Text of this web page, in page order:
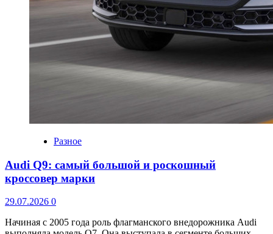
Разное
Audi Q9: самый большой и роскошный
кроссовер марки
29.07.2026 0
Начиная с 2005 года роль флагманского внедорожника Audi